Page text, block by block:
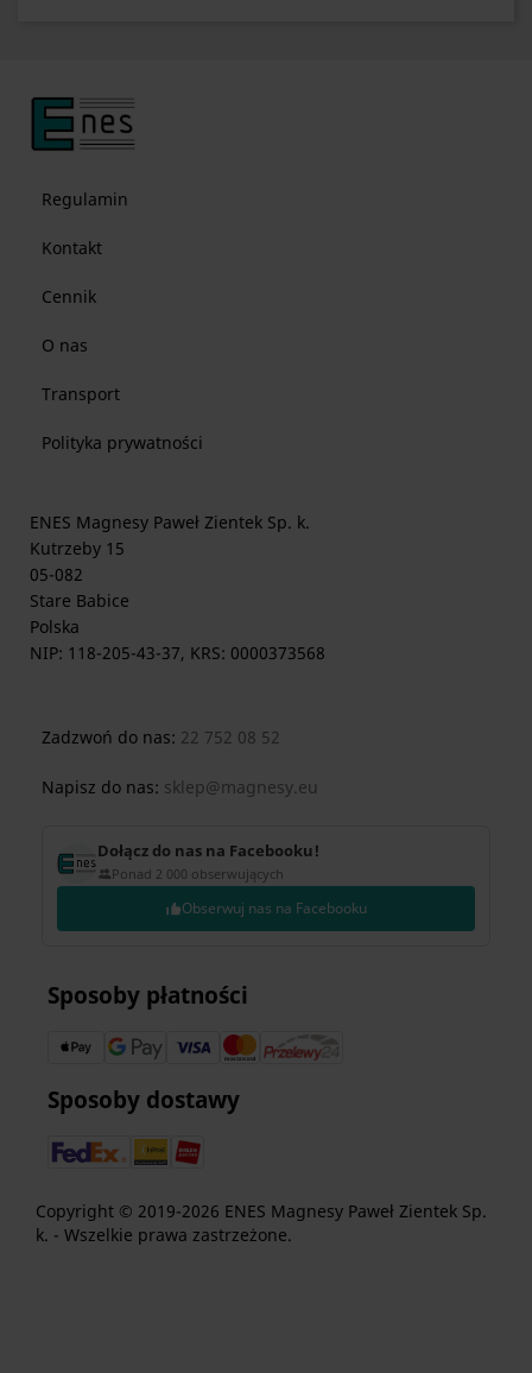
Regulamin
Kontakt
Cennik
O nas
Transport
Polityka prywatności
ENES Magnesy Paweł Zientek Sp. k.
Kutrzeby 15
05-082
Stare Babice
Polska
NIP: 118-205-43-37, KRS: 0000373568
Zadzwoń do nas: 22 752 08 52
Napisz do nas: sklep@magnesy.eu
Dołącz do nas na Facebooku!
Ponad 2 000 obserwujących
Obserwuj nas na Facebooku
Sposoby płatności
Sposoby dostawy
Copyright © 2019-2026 ENES Magnesy Paweł Zientek Sp.
k. - Wszelkie prawa zastrzeżone.